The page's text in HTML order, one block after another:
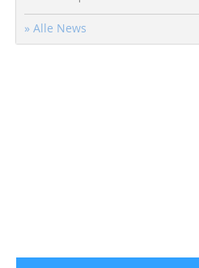
» Alle News